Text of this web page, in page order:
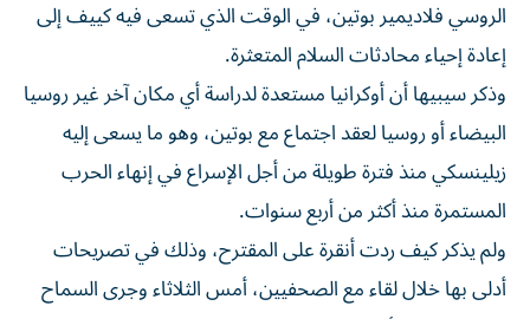
الروسي فلاديمير ‌بوتين، في الوقت الذي تسعى ⁠فيه كييف إلى
إعادة إحياء محادثات السلام المتعثرة.
وذكر سيبيها أن أوكرانيا مستعدة لدراسة أي ​مكان آخر غير روسيا
البيضاء ‌أو روسيا لعقد اجتماع مع بوتين، ⁠وهو ما يسعى إليه
زيلينسكي منذ فترة طويلة من ​أجل ‌الإسراع في إنهاء الحرب
المستمرة منذ أكثر من أربع سنوات.
ولم يذكر ‌كيف ردت ‌أنقرة ⁠على المقترح، وذلك ‌في تصريحات
أدلى بها خلال لقاء مع ⁠الصحفيين، أمس ​الثلاثاء وجرى السماح